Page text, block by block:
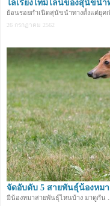
ไล่เรียงไทม์ไลน์ของสุนัขน
ย้อนรอยกำเนิดสุนัขนำทางตั้งแต่ยุ
26 กรกฏาคม 2562
จัดอับดับ 5 สายพันธุ์น้องหมา
มีน้องหมาสายพันธุ์ไหนบ้าง มาดูกัน ...